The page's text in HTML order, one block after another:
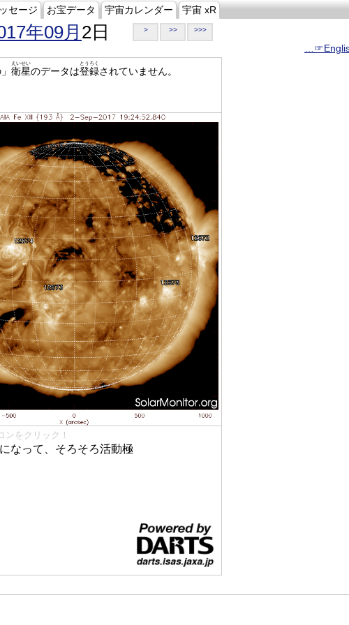
セージ お宝データ 宇宙カレンダー 宇宙 xR
年09月 2日 > >> >>>
衛星
えいせい
のデータは登録
とうろく
されていません。
をクリック！
なって、そろそろ活動極